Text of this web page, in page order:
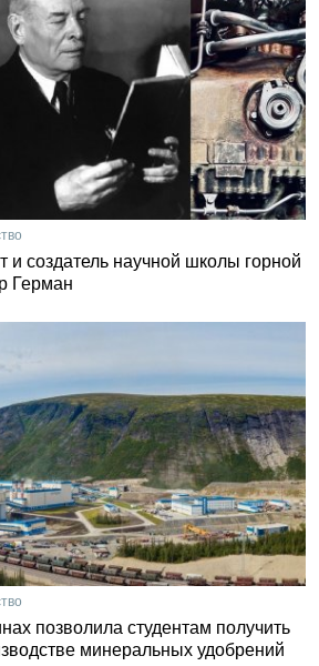
и создатель научной школы горной
Герман
позволила студентам получить
минеральных удобрений